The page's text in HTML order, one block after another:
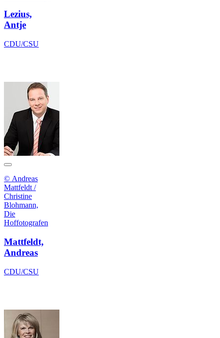
Lezius,
Antje
CDU/CSU
© Andreas
Mattfeldt /
Christine
Blohmann,
Die
Hoffotografen
Mattfeldt,
Andreas
CDU/CSU